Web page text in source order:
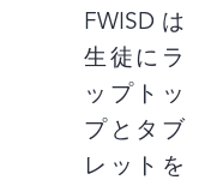
FWISDは
生徒にラ
ップトッ
プとタブ
レットを
トの必要
性を維持
する以上
に このプ
ロジェク